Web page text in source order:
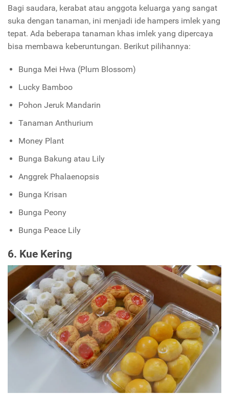
Bagi saudara, kerabat atau anggota keluarga yang sangat
suka dengan tanaman, ini menjadi ide hampers imlek yang
tepat. Ada beberapa tanaman khas imlek yang dipercaya
bisa membawa keberuntungan. Berikut pilihannya:
Bunga Mei Hwa (Plum Blossom)
Lucky Bamboo
Pohon Jeruk Mandarin
Tanaman Anthurium
Money Plant
Bunga Bakung atau Lily
Anggrek Phalaenopsis
Bunga Krisan
Bunga Peony
Bunga Peace Lily
6. Kue Kering